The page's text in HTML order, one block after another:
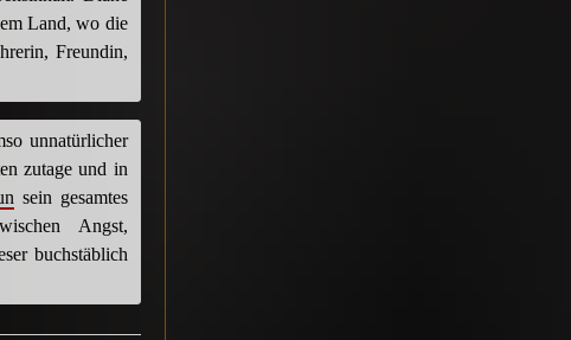
Land, wo die
Freundin,
unnatürlicher
zutage und in
sein gesamtes
Angst,
buchstäblich